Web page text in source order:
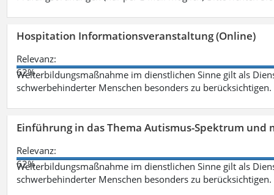
Hospitation Informationsveranstaltung (Online)
Relevanz:
62%
Weiterbildungsmaßnahme im dienstlichen Sinne gilt als
schwerbehinderter Menschen besonders zu berücksichtigen.
Einführung in das Thema Autismus-Spektrum
Relevanz:
62%
Weiterbildungsmaßnahme im dienstlichen Sinne gilt als
schwerbehinderter Menschen besonders zu berücksichtigen.